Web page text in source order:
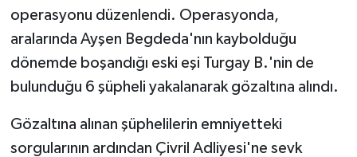
operasyonu düzenlendi. Operasyonda,
aralarında Ayşen Begdeda'nın kaybolduğu
dönemde boşandığı eski eşi Turgay B.'nin de
bulunduğu 6 şüpheli yakalanarak gözaltına alındı.
Gözaltına alınan şüphelilerin emniyetteki
sorgularının ardından Çivril Adliyesi'ne sevk